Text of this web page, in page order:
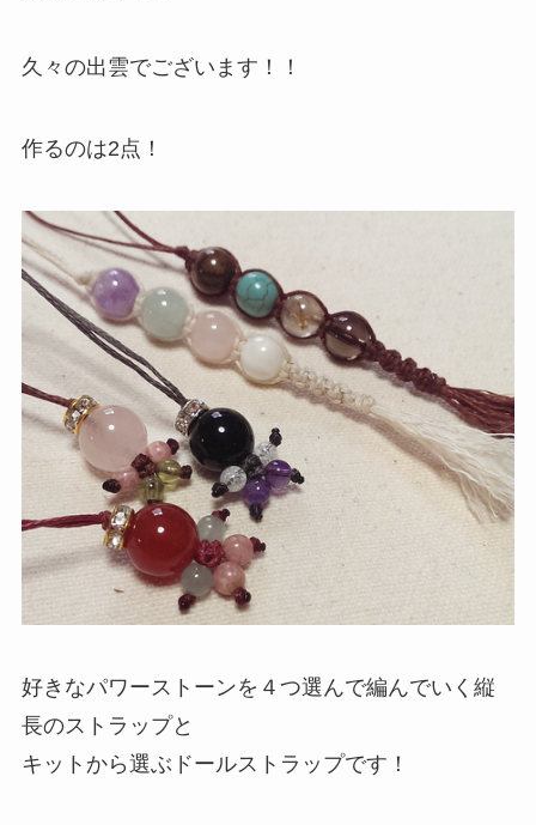
久々の出雲でございます！！
作るのは2点！
好きなパワーストーンを４つ選んで編んでいく縦
長のストラップと
キットから選ぶドールストラップです！